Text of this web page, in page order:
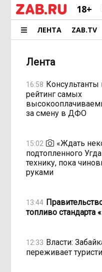
18+
ЛЕНТА ZAB.TV
Лента
16:58 Консультанты
рейтинг самых
за смену в ДФО
15:02
«Ждать
подтопленного
технику, пока
руками
13:44
топливо стандарта
12:33 Власти:
переживает